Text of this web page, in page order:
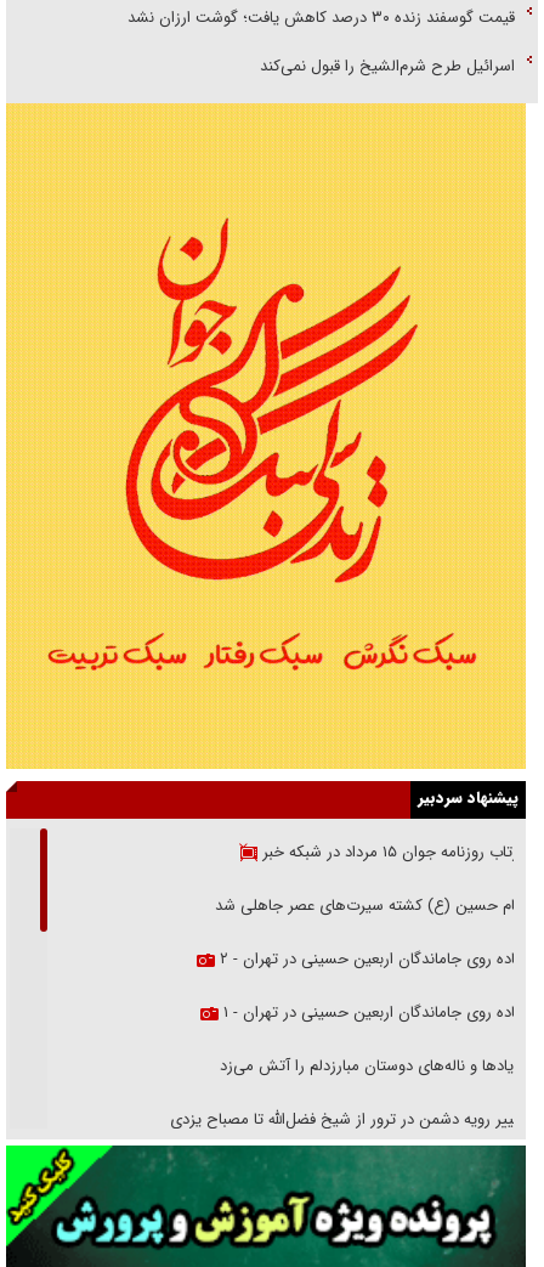
قیمت گوسفند زنده ۳۰ درصد کاهش یافت؛ گوشت ارزان نشد
اسرائیل طرح شرم‌الشیخ را قبول نمی‌کند
پیشنهاد سردبیر
بازتاب روزنامه جوان ۱۵ مرداد در شبکه خبر
امام حسین (ع) کشته سیرت‌های عصر جاهلی شد
پیاده روی جاماندگان اربعین حسینی در تهران - ۲
پیاده روی جاماندگان اربعین حسینی در تهران - ۱
فریاد‌ها و ناله‌های دوستان مبارزدلم را آتش می‌زد
تغییر رویه دشمن در ترور از شیخ فضل‌الله تا مصباح یزدی
خرید قسطی اولش خنده و آخرش گریه است!
فوتبال و آن «بالا»!